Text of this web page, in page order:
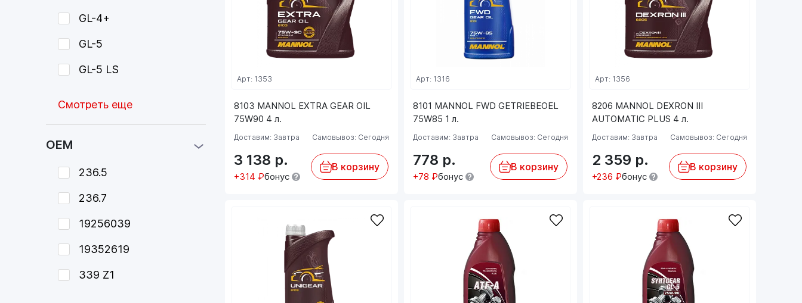
GL-4+
GL-5
GL-5 LS
Смотреть еще
OEM
236.5
236.7
19256039
19352619
339 Z1
8103 MANNOL EXTRA GEAR OIL
75W90 4 л.
Арт: 1353
Доставим: Завтра Самовывоз: Сегодня
3 138 р.
+314 ₽бонус
В корзину
8101 MANNOL FWD GETRIEBEOEL
75W85 1 л.
Арт: 1316
Доставим: Завтра Самовывоз: Сегодня
778 р.
+78 ₽бонус
В корзину
8206 MANNOL DEXRON III
AUTOMATIC PLUS 4 л.
Арт: 1356
Доставим: Завтра Самовывоз: Сегодня
2 359 р.
+236 ₽бонус
В корзину